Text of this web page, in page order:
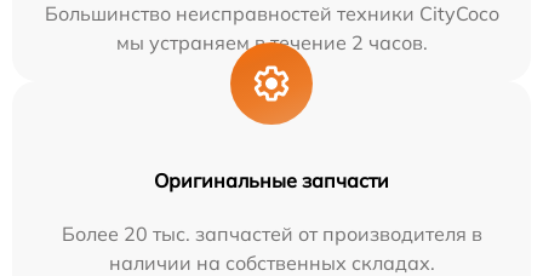
Большинство неисправностей техники CityCoco
мы устраняем в течение 2 часов.
Оригинальные запчасти
Более 20 тыс. запчастей от производителя в
наличии на собственных складах.